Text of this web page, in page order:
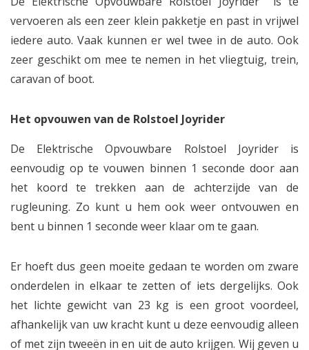
vervoeren als een zeer klein pakketje en past in vrijwel
iedere auto. Vaak kunnen er wel twee in de auto. Ook
zeer geschikt om mee te nemen in het vliegtuig, trein,
caravan of boot.
Het opvouwen van de Rolstoel Joyrider
De Elektrische Opvouwbare Rolstoel Joyrider is
eenvoudig op te vouwen binnen 1 seconde door aan
het koord te trekken aan de achterzijde van de
rugleuning. Zo kunt u hem ook weer ontvouwen en
bent u binnen 1 seconde weer klaar om te gaan.
Er hoeft dus geen moeite gedaan te worden om zware
onderdelen in elkaar te zetten of iets dergelijks. Ook
het lichte gewicht van 23 kg is een groot voordeel,
afhankelijk van uw kracht kunt u deze eenvoudig alleen
of met zijn tweeën in en uit de auto krijgen. Wij geven u